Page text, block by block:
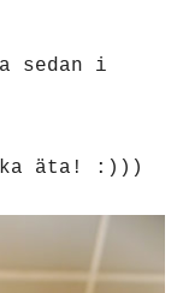
sedan i
äta! :)))